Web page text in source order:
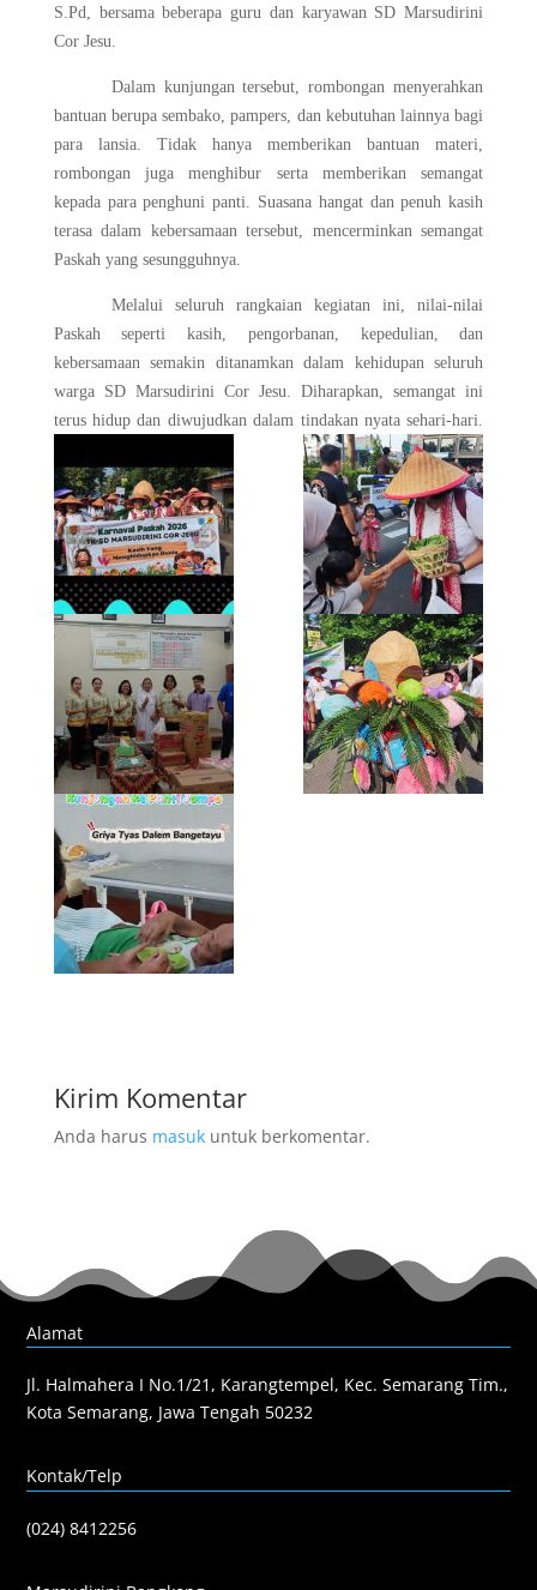
S.Pd, bersama beberapa guru dan karyawan SD Marsudirini
Cor Jesu.
Dalam kunjungan tersebut, rombongan menyerahkan
bantuan berupa sembako, pampers, dan kebutuhan lainnya bagi
para lansia. Tidak hanya memberikan bantuan materi,
rombongan juga menghibur serta memberikan semangat
kepada para penghuni panti. Suasana hangat dan penuh kasih
terasa dalam kebersamaan tersebut, mencerminkan semangat
Paskah yang sesungguhnya.
Melalui seluruh rangkaian kegiatan ini, nilai-nilai
Paskah seperti kasih, pengorbanan, kepedulian, dan
kebersamaan semakin ditanamkan dalam kehidupan seluruh
warga SD Marsudirini Cor Jesu. Diharapkan, semangat ini
terus hidup dan diwujudkan dalam tindakan nyata sehari-hari.
Kirim Komentar
Anda harus masukuntuk berkomentar.
Alamat
Jl. Halmahera I No.1/21, Karangtempel, Kec. Semarang Tim.,
Kota Semarang, Jawa Tengah 50232
Kontak/Telp
(024) 8412256